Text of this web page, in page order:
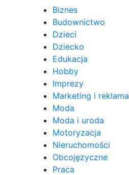
Biznes
Budownictwo
Dzieci
Dziecko
Edukacja
Hobby
Imprezy
Marketing i reklama
Moda
Moda i uroda
Motoryzacja
Nieruchomości
Obcojęzyczne
Praca